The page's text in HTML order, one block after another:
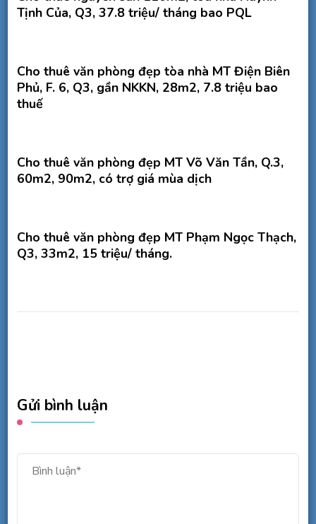
Tịnh Của, Q3, 37.8 triệu/ tháng bao PQL
Cho thuê văn phòng đẹp tòa nhà MT Điện Biên
Phủ, F. 6, Q3, gần NKKN, 28m2, 7.8 triệu bao
thuế
Cho thuê văn phòng đẹp MT Võ Văn Tần, Q.3,
60m2, 90m2, có trợ giá mùa dịch
Cho thuê văn phòng đẹp MT Phạm Ngọc Thạch,
Q3, 33m2, 15 triệu/ tháng.
Gửi bình luận